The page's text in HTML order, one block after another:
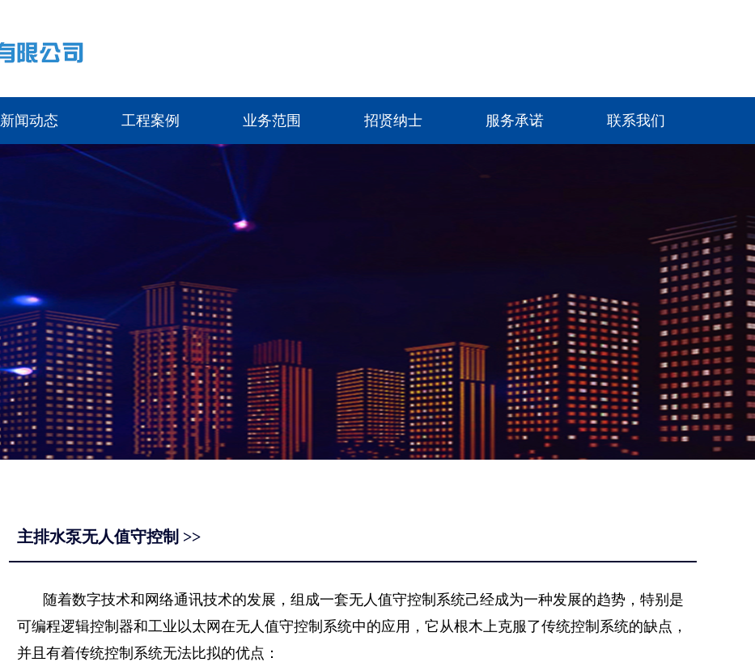
新闻动态 工程案例 业务范围 招贤纳士 服务承诺 联系我们
主排水泵无人值守控制 >>
随着数字技术和网络通讯技术的发展，组成一套无人值守控制系统己经成为一种发展的趋势，特别是
可编程逻辑控制器和工业以太网在无人值守控制系统中的应用，它从根木上克服了传统控制系统的缺点，
并且有着传统控制系统无法比拟的优点：